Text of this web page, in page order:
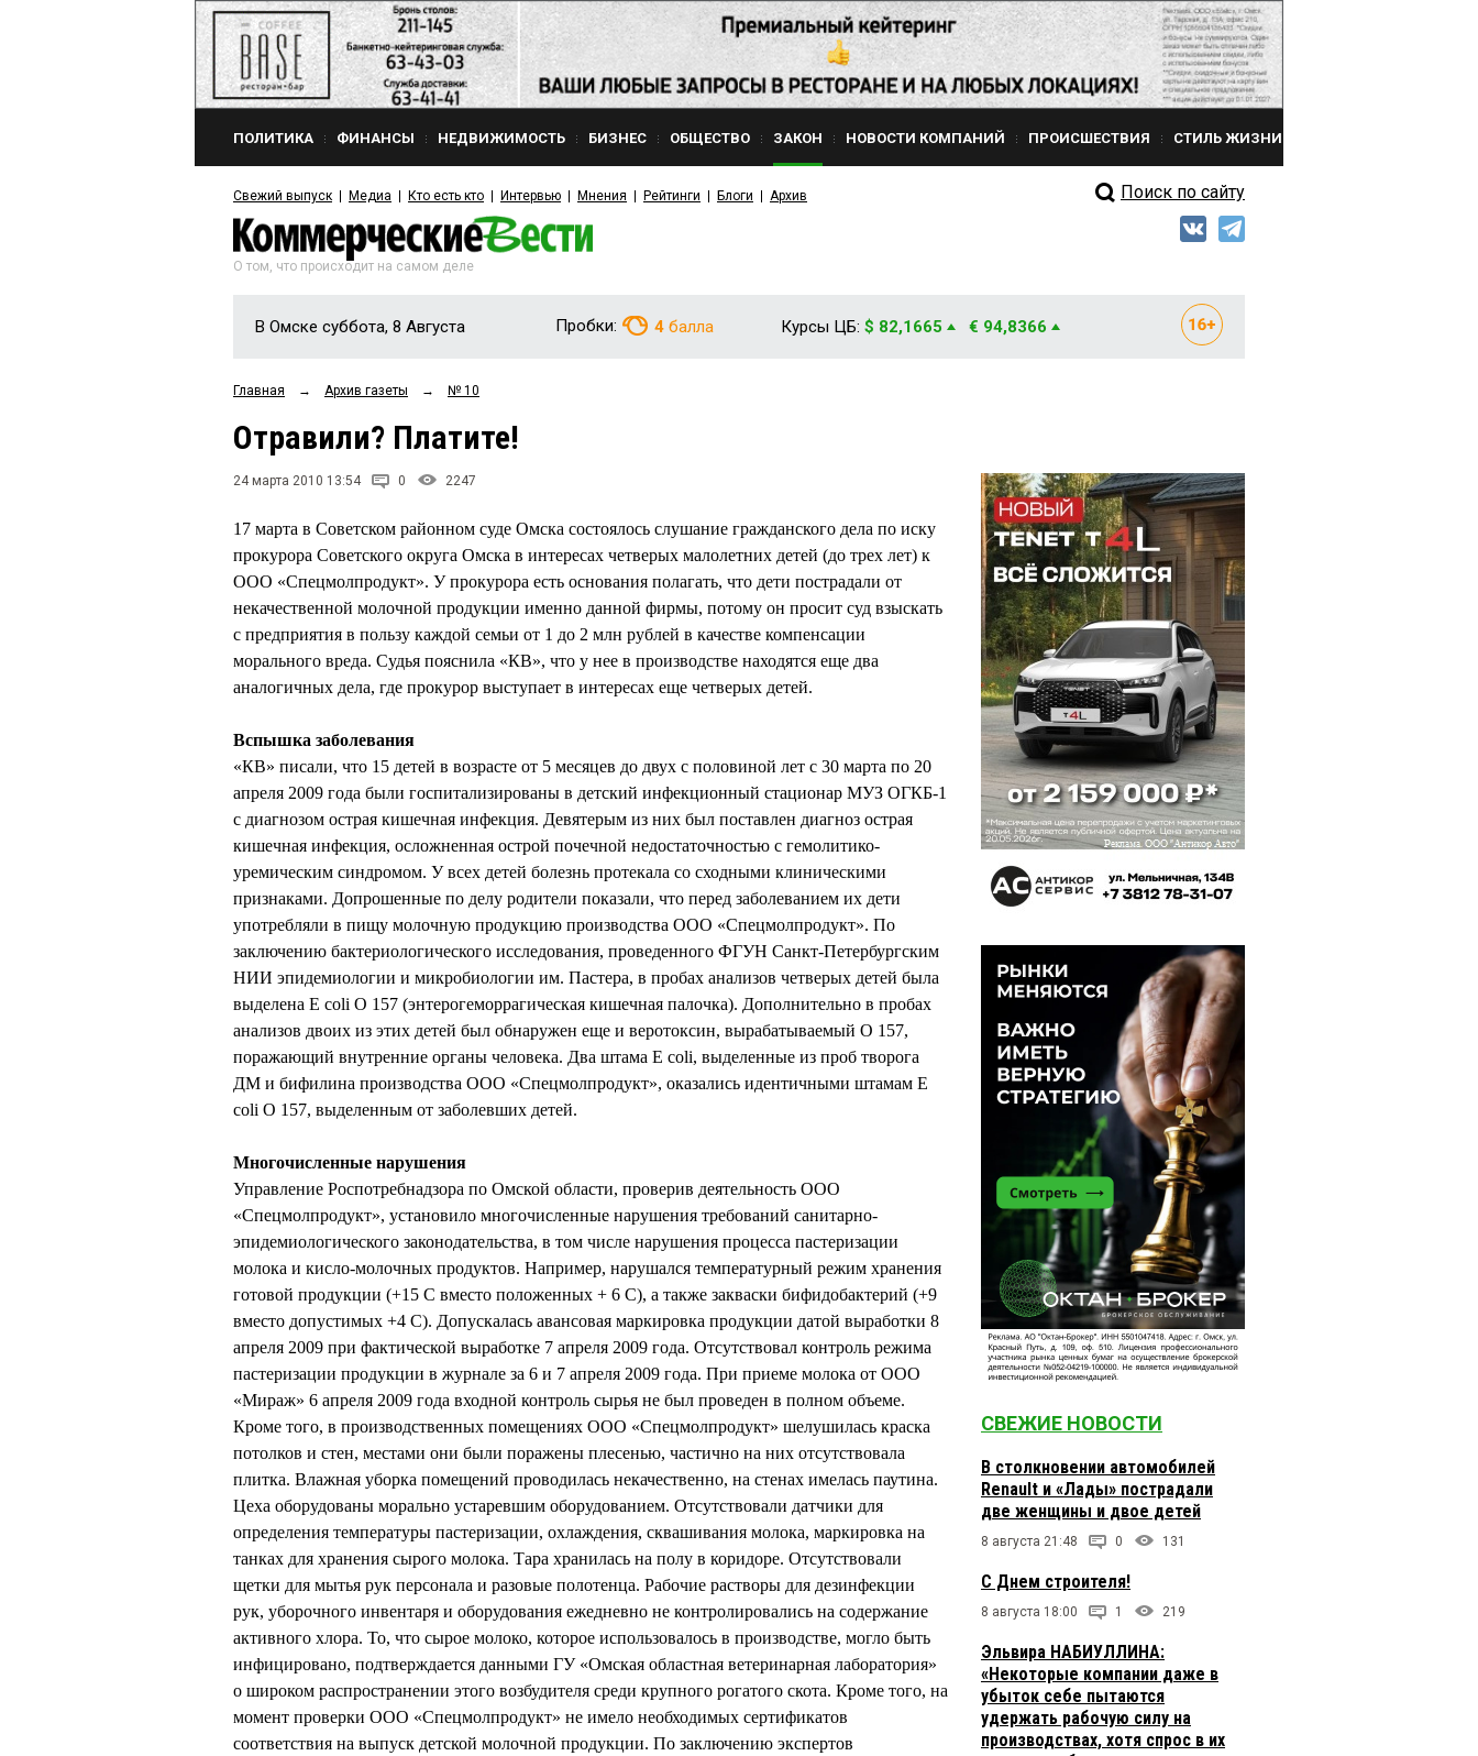
ПОЛИТИКА ФИНАНСЫ НЕДВИЖИМОСТЬ БИЗНЕС ОБЩЕСТВО ЗАКОН НОВОСТИ КОМПАНИЙ ПРОИСШЕСТВИЯ СТИЛЬ ЖИЗНИ
Свежий выпуск Медиа Кто есть кто Интервью Мнения Рейтинги Блоги Архив Поиск по сайту
О том, что происходит на самом деле
В Омске суббота, 8 Августа Пробки: 4 балла Курсы ЦБ: $ 82,1665 € 94,8366
Главная → Архив газеты → № 10
Отравили? Платите!
24 марта 2010 13:54 0 2247
17 марта в Советском районном суде Омска состоялось слушание гражданского дела по иску
прокурора Советского округа Омска в интересах четверых малолетних детей (до трех лет) к
ООО «Спецмолпродукт». У прокурора есть основания полагать, что дети пострадали от
некачественной молочной продукции именно данной фирмы, потому он просит суд взыскать
с предприятия в пользу каждой семьи от 1 до 2 млн рублей в качестве компенсации
морального вреда. Судья пояснила «КВ», что у нее в производстве находятся еще два
аналогичных дела, где прокурор выступает в интересах еще четверых детей.
Вспышка заболевания
«КВ» писали, что 15 детей в возрасте от 5 месяцев до двух с половиной лет с 30 марта по 20
апреля 2009 года были госпитализированы в детский инфекционный стационар МУЗ ОГКБ-1
с диагнозом острая кишечная инфекция. Девятерым из них был поставлен диагноз острая
кишечная инфекция, осложненная острой почечной недостаточностью с гемолитико-
уремическим синдромом. У всех детей болезнь протекала со сходными клиническими
признаками. Допрошенные по делу родители показали, что перед заболеванием их дети
употребляли в пищу молочную продукцию производства ООО «Спецмолпродукт». По
заключению бактериологического исследования, проведенного ФГУН Санкт-Петербургским
НИИ эпидемиологии и микробиологии им. Пастера, в пробах анализов четверых детей была
выделена E coli O 157 (энтерогеморрагическая кишечная палочка). Дополнительно в пробах
анализов двоих из этих детей был обнаружен еще и веротоксин, вырабатываемый О 157,
поражающий внутренние органы человека. Два штама E coli, выделенные из проб творога
ДМ и бифилина производства ООО «Спецмолпродукт», оказались идентичными штамам E
coli O 157, выделенным от заболевших детей.
Многочисленные нарушения
Управление Роспотребнадзора по Омской области, проверив деятельность ООО
«Спецмолпродукт», установило многочисленные нарушения требований санитарно-
эпидемиологического законодательства, в том числе нарушения процесса пастеризации
молока и кисло-молочных продуктов. Например, нарушался температурный режим хранения
готовой продукции (+15 С вместо положенных + 6 С), а также закваски бифидобактерий (+9
вместо допустимых +4 С). Допускалась авансовая маркировка продукции датой выработки 8
апреля 2009 при фактической выработке 7 апреля 2009 года. Отсутствовал контроль режима
пастеризации продукции в журнале за 6 и 7 апреля 2009 года. При приеме молока от ООО
«Мираж» 6 апреля 2009 года входной контроль сырья не был проведен в полном объеме.
Кроме того, в производственных помещениях ООО «Спецмолпродукт» шелушилась краска
потолков и стен, местами они были поражены плесенью, частично на них отсутствовала
плитка. Влажная уборка помещений проводилась некачественно, на стенах имелась паутина.
Цеха оборудованы морально устаревшим оборудованием. Отсутствовали датчики для
определения температуры пастеризации, охлаждения, сквашивания молока, маркировка на
танках для хранения сырого молока. Тара хранилась на полу в коридоре. Отсутствовали
щетки для мытья рук персонала и разовые полотенца. Рабочие растворы для дезинфекции
рук, уборочного инвентаря и оборудования ежедневно не контролировались на содержание
активного хлора. То, что сырое молоко, которое использовалось в производстве, могло быть
инфицировано, подтверждается данными ГУ «Омская областная ветеринарная лаборатория»
о широком распространении этого возбудителя среди крупного рогатого скота. Кроме того, на
момент проверки ООО «Спецмолпродукт» не имело необходимых сертификатов
соответствия на выпуск детской молочной продукции. По заключению экспертов
СВЕЖИЕ НОВОСТИ
В столкновении автомобилей
Renault и «Лады» пострадали
две женщины и двое детей
8 августа 21:48 0 131
С Днем строителя!
8 августа 18:00 1 219
Эльвира НАБИУЛЛИНА:
«Некоторые компании даже в
убыток себе пытаются
удержать рабочую силу на
производствах, хотя спрос в их